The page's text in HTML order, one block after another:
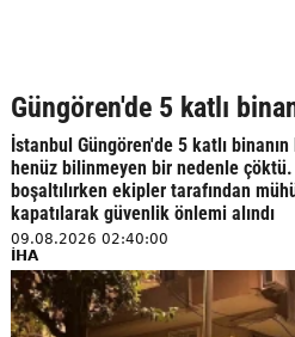
Güngören'de 5 katlı
İstanbul Güngören'de 5 katlı
henüz bilinmeyen bir nedenle
boşaltılırken ekipler tarafından
kapatılarak güvenlik önlemi alındı
09.08.2026 02:40:00
İHA